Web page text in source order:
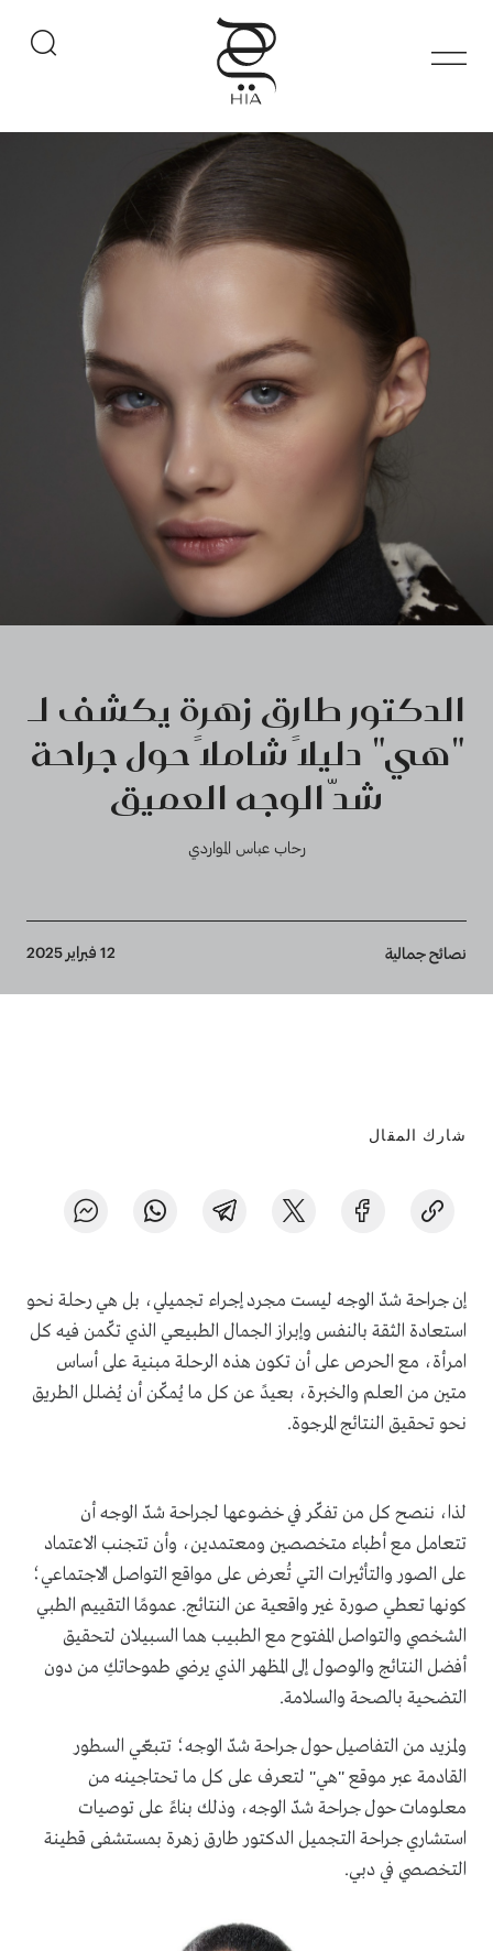
الدكتور طارق زهرة يكشف لـ
"هي" دليلاً شاملاً حول جراحة
شدّ الوجه العميق
رحاب عباس المواردي
Breadcrumb
نصائح جمالية 12 فبراير 2025
شارك المقال
إن جراحة شدّ الوجه ليست مجرد إجراء تجميلي، بل هي رحلة نحو
استعادة الثقة بالنفس وإبراز الجمال الطبيعي الذي تكّمن فيه كل
امرأة، مع الحرص على أن تكون هذه الرحلة مبنية على أساس
متين من العلم والخبرة، بعيدً عن كل ما يُمكّن أن يُضلل الطريق
نحو تحقيق النتائج المرجوة.
لذا، ننصح كل من تفكّر في خضوعها لجراحة شدّ الوجه أن
تتعامل مع أطباء متخصصين ومعتمدين، وأن تتجنب الاعتماد
على الصور والتأثيرات التي تُعرض على مواقع التواصل الاجتماعي؛
كونها تعطي صورة غير واقعية عن النتائج. عمومًا التقييم الطبي
الشخصي والتواصل المفتوح مع الطبيب هما السبيلان لتحقيق
أفضل النتائج والوصول إلى المظهر الذي يرضي طموحاتكِ من دون
التضحية بالصحة والسلامة.
ولمزيد من التفاصيل حول جراحة شدّ الوجه؛ تتبعّي السطور
القادمة عبر موقع "هي" لتعرف على كل ما تحتاجينه من
معلومات حول جراحة شدّ الوجه، وذلك بناءً على توصيات
استشاري جراحة التجميل الدكتور طارق زهرة بمستشفى قطينة
التخصصي في دبي.